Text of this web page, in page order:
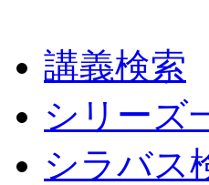
講義検索
シリーズ
シラバス